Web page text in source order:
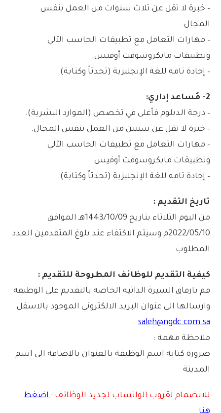
– خبرة لا تقل عن ثلاث سنوات من العمل بنفس
المجال.
– مهارات التعامل مع تطبيقات الحاسب الآلي
وتطبيقات مايكروسوفت أوفيس.
– إجادة تامه للغة الإنجليزية (تحدثاً وكتابة).
2- مُساعد إداري:
– درجة الدبلوم فأعلى في تخصص (الموارد البشرية).
– خبرة لا تقل عن سنتين من العمل بنفس المجال.
– مهارات التعامل مع تطبيقات الحاسب الآلي
وتطبيقات مايكروسوفت أوفيس.
– إجادة تامه للغة الإنجليزية (تحدثاً وكتابة).
تاريخ التقديم :
من اليوم الثلاثاء بتاريخ 1443/10/09هـ الموافق
2022/05/10م وسيتم الاكتفاء عند بلوغ المتقدمين العدد
المطلوب
كيفية التقديم للوظائف المطروحة للتقديم :
قم بارفاق السيرة الذاتيه الخاصة بالتقديم على الوظيفة
وارسالها الى عنوان البريد الالكتروني الموجود بالاسفل
saleh@ngdc.com.sa
ملاحظة مهمة :
ضرورة كتابة اسم الوظيفة بالعنوان بالاضافة الى اسم
المدينة
للانضمام لقروب الواتساب لجديد الوظائف : اضغط